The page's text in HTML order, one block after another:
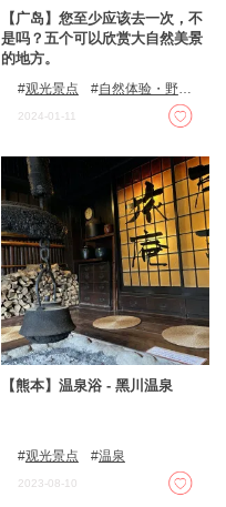
【广岛】您至少应该去一次，不
是吗？五个可以欣赏大自然美景
的地方。
观光景点
自然体验・野外
自然
2024-01-11
【熊本】温泉浴 - 黑川温泉
观光景点 温泉
2023-08-10